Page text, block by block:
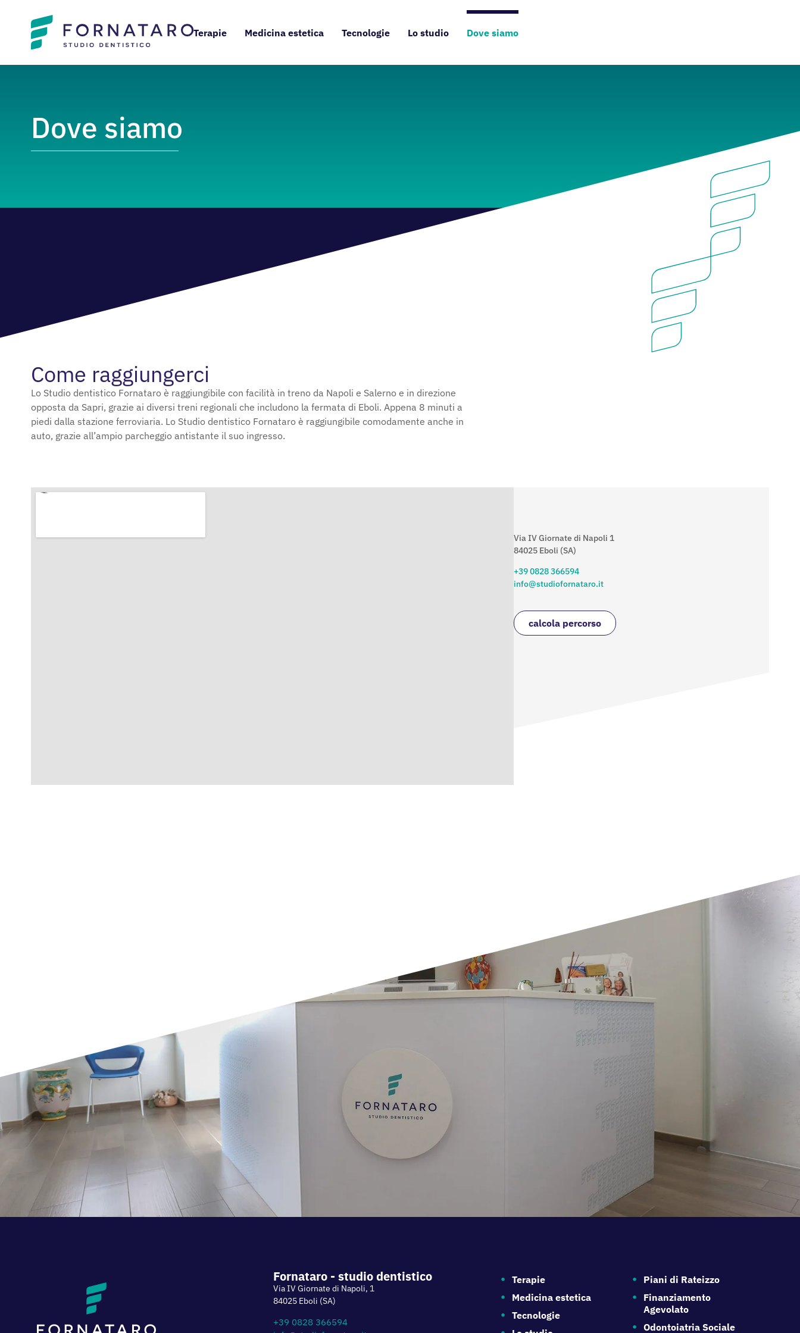
Terapie Medicina estetica Tecnologie Lo studio Dove siamo
Dove siamo
Come raggiungerci
Lo Studio dentistico Fornataro è raggiungibile con facilità in treno da Napoli e Salerno e in direzione
opposta da Sapri, grazie ai diversi treni regionali che includono la fermata di Eboli. Appena 8 minuti a
piedi dalla stazione ferroviaria. Lo Studio dentistico Fornataro è raggiungibile comodamente anche in
auto, grazie all’ampio parcheggio antistante il suo ingresso.
Via IV Giornate di Napoli 1
84025 Eboli (SA)
+39 0828 366594
info@studiofornataro.it
calcola percorso
Fornataro - studio dentistico
Via IV Giornate di Napoli, 1
84025 Eboli (SA)
+39 0828 366594
Terapie
Medicina estetica
Tecnologie
Piani di Rateizzo
Finanziamento
Agevolato
Odontoiatria Sociale